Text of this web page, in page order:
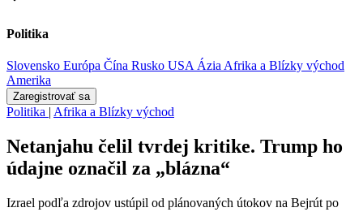
Politika
Slovensko Európa Čína Rusko USA ÁziaAfrika a Blízky východ
Amerika
Zaregistrovať sa
Politika | Afrika a Blízky východ
Netanjahu čelil tvrdej kritike. Trump ho
údajne označil za „blázna“
Izrael podľa zdrojov ustúpil od plánovaných útokov na Bejrút po